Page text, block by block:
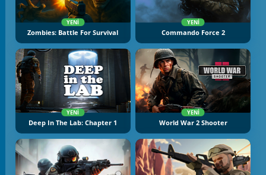
YENI
Zombies: Battle For Survival
YENI
Commando Force 2
YENI
Deep In The Lab: Chapter 1
YENI
World War 2 Shooter